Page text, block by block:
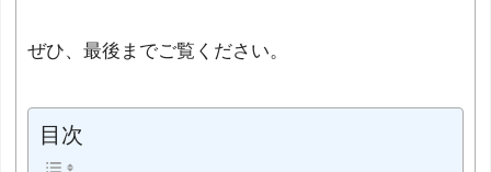
ぜひ、最後までご覧ください。
目次